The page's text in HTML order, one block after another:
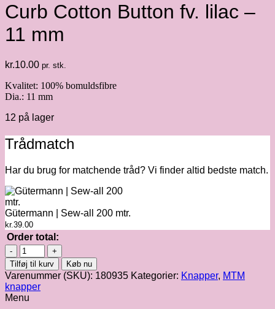
Curb Cotton Button fv. lilac –
11 mm
kr.10.00 pr. stk.
Kvalitet: 100% bomuldsfibre
Dia.: 11 mm
12 på lager
Trådmatch
Har du brug for matchende tråd? Vi finder altid bedste match.
Gütermann | Sew-all 200 mtr.
kr.39.00
Order total:
Curb
Cotton
Button
fv.
lilac
-
Tilføj til kurv Køb nu
Varenummer (SKU): 180935 Kategorier: Knapper, MTM
knapper
Menu